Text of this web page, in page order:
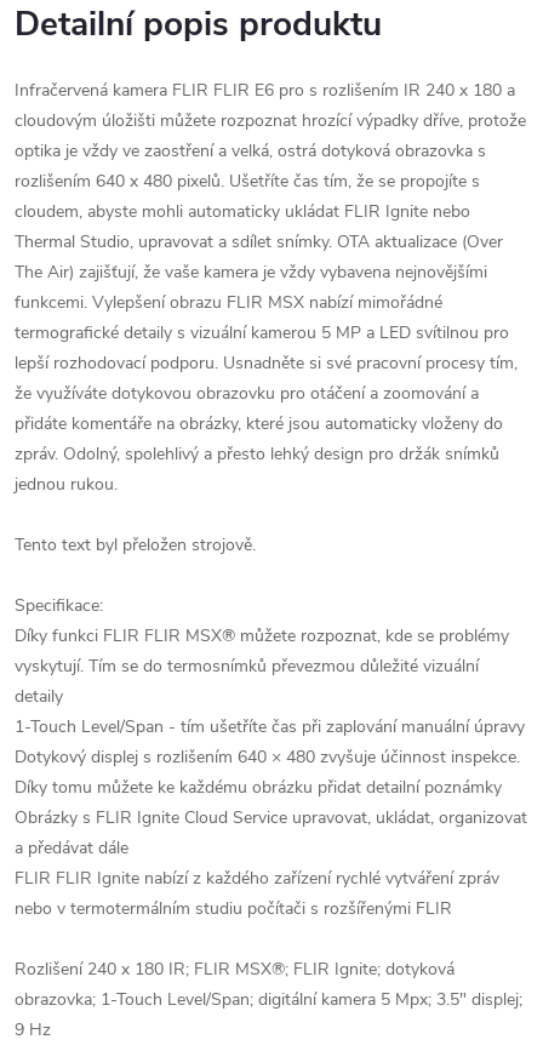
Detailní popis produktu
Infračervená kamera FLIR FLIR E6 pro s rozlišením IR 240 x 180 a
cloudovým úložišti můžete rozpoznat hrozící výpadky dříve, protože
optika je vždy ve zaostření a velká, ostrá dotyková obrazovka s
rozlišením 640 x 480 pixelů. Ušetříte čas tím, že se propojíte s
cloudem, abyste mohli automaticky ukládat FLIR Ignite nebo
Thermal Studio, upravovat a sdílet snímky. OTA aktualizace (Over
The Air) zajišťují, že vaše kamera je vždy vybavena nejnovějšími
funkcemi. Vylepšení obrazu FLIR MSX nabízí mimořádné
termografické detaily s vizuální kamerou 5 MP a LED svítilnou pro
lepší rozhodovací podporu. Usnadněte si své pracovní procesy tím,
že využíváte dotykovou obrazovku pro otáčení a zoomování a
přidáte komentáře na obrázky, které jsou automaticky vloženy do
zpráv. Odolný, spolehlivý a přesto lehký design pro držák snímků
jednou rukou.
Tento text byl přeložen strojově.
Specifikace:
Díky funkci FLIR FLIR MSX® můžete rozpoznat, kde se problémy
vyskytují. Tím se do termosnímků převezmou důležité vizuální
detaily
1-Touch Level/Span - tím ušetříte čas při zaplování manuální úpravy
Dotykový displej s rozlišením 640 × 480 zvyšuje účinnost inspekce.
Díky tomu můžete ke každému obrázku přidat detailní poznámky
Obrázky s FLIR Ignite Cloud Service upravovat, ukládat, organizovat
a předávat dále
FLIR FLIR Ignite nabízí z každého zařízení rychlé vytváření zpráv
nebo v termotermálním studiu počítači s rozšířenými FLIR
Rozlišení 240 x 180 IR; FLIR MSX®; FLIR Ignite; dotyková
obrazovka; 1-Touch Level/Span; digitální kamera 5 Mpx; 3.5" displej;
9 Hz